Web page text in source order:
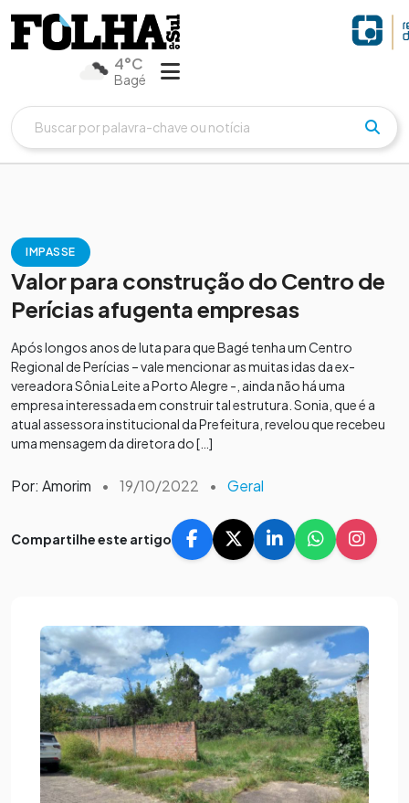
4°C
Bagé
IMPASSE
Valor para construção do Centro de
Perícias afugenta empresas
Após longos anos de luta para que Bagé tenha um Centro
Regional de Perícias – vale mencionar as muitas idas da ex-
vereadora Sônia Leite a Porto Alegre -, ainda não há uma
empresa interessada em construir tal estrutura. Sonia, que é a
atual assessora institucional da Prefeitura, revelou que recebeu
uma mensagem da diretora do […]
Por: Amorim • 19/10/2022 • Geral
Compartilhe este artigo